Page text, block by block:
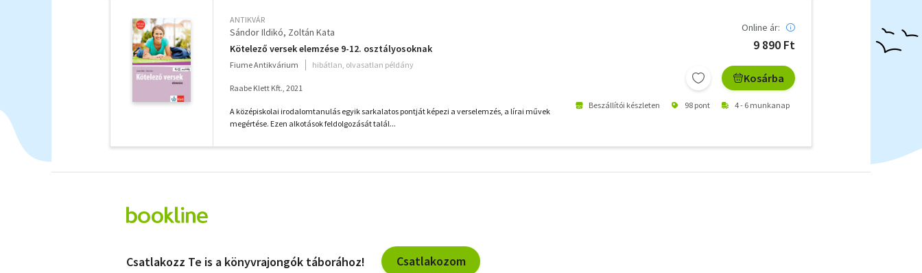
ANTIKVÁR
Sándor Ildikó Zoltán Kata
Kötelező versek elemzése 9-12. osztályosoknak
Fiume Antikvárium hibátlan, olvasatlan példány
Raabe Klett Kft., 2021
A középiskolai irodalomtanulás egyik sarkalatos pontját képezi a verselemzés, a lírai művek
megértése. Ezen alkotások feldolgozását talál...
Online ár:
9 890 Ft
Kosárba
Beszállítói készleten 98 pont 4 - 6 munkanap
szűrők
Csatlakozz Te is a könyvrajongók táborához! Csatlakozom